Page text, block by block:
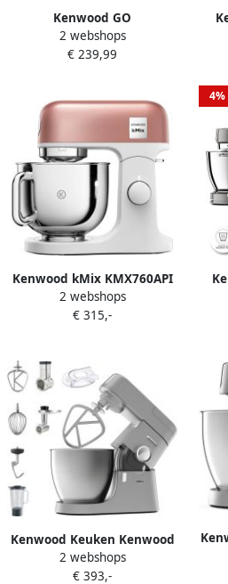
Kenwood GO
keukenmachine
KZM35.000RD Roze 4L
Compacte keukenrobot
Opbergen in keukenkast of
lade [onderdeel GO
collectie]
2 webshops
€ 239,99
Kenwood kMix KMX760API
Perzik | Keukenrobots |
5011423007311
2 webshops
€ 315,-
4%
Kenwood Keuken Kenwood
Chef XL KVL4220S 6 7 l
Zilver Draaiknop
2 webshops
€ 393,-